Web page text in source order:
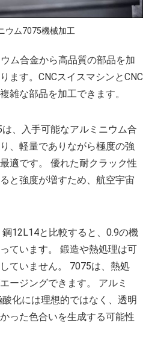
雑な部品の精密加工時の注意点
ミニウム高速加工ガイドの決定版
加工用工具と送り装置の選び方
機械加工部品の材料選択時の考慮点
ウム7075機械加工
ム合金から高品質の部品を加
ます。CNCスイスマシンとCNC
雑な部品を加工できます。
、入手可能なアルミニウム合
、軽量でありながら極度の強
適です。 優れた耐クラック性
と強度が増すため、航空宇宙
12L14と比較すると、0.9の機
ています。 鍛造や熱処理は可
ていません。 7075は、熱処
ージングできます。 アルミ
化には理想的ではなく、透明
った色合いを生成する可能性